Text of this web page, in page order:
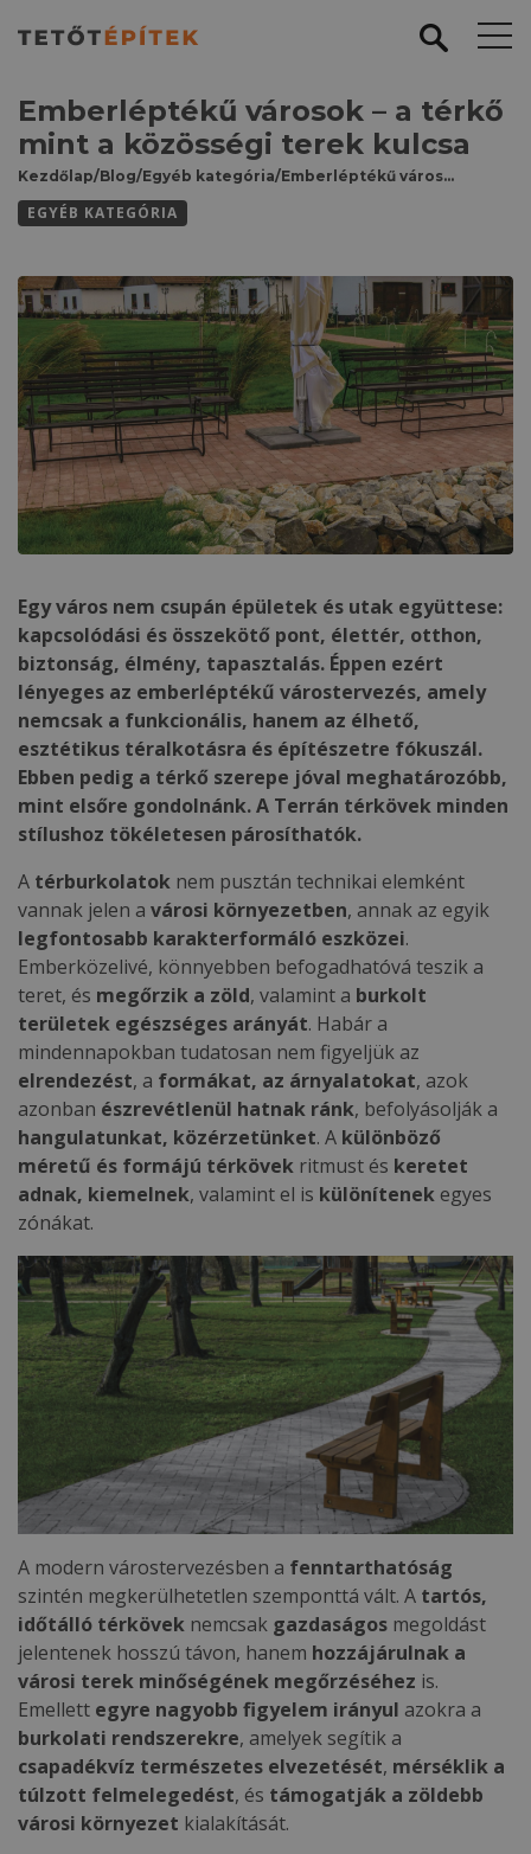
Emberléptékű városok – a térkő
mint a közösségi terek kulcsa
Kezdőlap/Blog/Egyéb kategória/ Emberléptékű városok – a térkő mint a közösségi terek kulcsa
EGYÉB KATEGÓRIA
Egy város nem csupán épületek és utak együttese:
kapcsolódási és összekötő pont, élettér, otthon,
biztonság, élmény, tapasztalás. Éppen ezért
lényeges az emberléptékű várostervezés, amely
nemcsak a funkcionális, hanem az élhető,
esztétikus téralkotásra és építészetre fókuszál.
Ebben pedig a térkő szerepe jóval meghatározóbb,
mint elsőre gondolnánk. A Terrán térkövek minden
stílushoz tökéletesen párosíthatók.
A térburkolatok nem pusztán technikai elemként
vannak jelen a városi környezetben, annak az egyik
legfontosabb karakterformáló eszközei.
Emberközelivé, könnyebben befogadhatóvá teszik a
teret, és megőrzik a zöld, valamint a burkolt
területek egészséges arányát. Habár a
mindennapokban tudatosan nem figyeljük az
elrendezést, a formákat, az árnyalatokat, azok
azonban észrevétlenül hatnak ránk, befolyásolják a
hangulatunkat, közérzetünket. A különböző
méretű és formájú térkövek ritmust és keretet
adnak, kiemelnek, valamint el is különítenek egyes
zónákat.
A modern várostervezésben a fenntarthatóság
szintén megkerülhetetlen szemponttá vált. A tartós,
időtálló térkövek nemcsak gazdaságos megoldást
jelentenek hosszú távon, hanem hozzájárulnak a
városi terek minőségének megőrzéséhez is.
Emellett egyre nagyobb figyelem irányul azokra a
burkolati rendszerekre, amelyek segítik a
csapadékvíz természetes elvezetését, mérséklik a
túlzott felmelegedést, és támogatják a zöldebb
városi környezet kialakítását.